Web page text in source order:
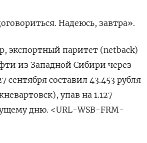
Надеюсь, завтра».
экспортный паритет (netback)
из Западной Сибири через
сентября составил 43.453 рубля
упав на 1.127
дню. <URL-WSB-FRM-